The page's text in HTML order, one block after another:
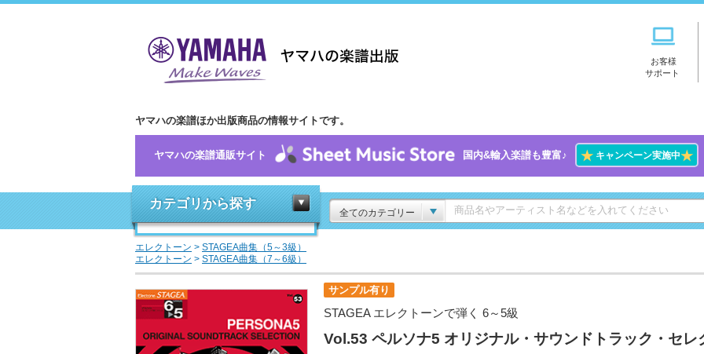
お客様
サポート
ヤマハの楽譜ほか出版商品の情報サイトです。
ヤマハの楽譜通販サイト 国内&輸入楽譜も豊富♪ ★キャンペーン実施中★
カテゴリから探す
全てのカテゴリー
エレクトーン > STAGEA曲集（5～3級）
エレクトーン > STAGEA曲集（7～6級）
サンプル有り
STAGEA エレクトーンで弾く 6～5級
Vol.53 ペルソナ5 オリジナル・サウンドトラック・セレ